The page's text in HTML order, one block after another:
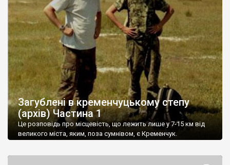
Загублені в кременчуцькому степу
(архів) Частина 1
Це розповідь про місцевість, що лежить лише у 7-15 км від
великого міста, яким, поза сумнівом, є Кременчук.